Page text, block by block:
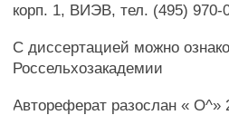
корп. 1, ВИЭВ, тел. (495) 970-
С диссертацией можно
Россельхозакадемии
Автореферат разослан « О^»